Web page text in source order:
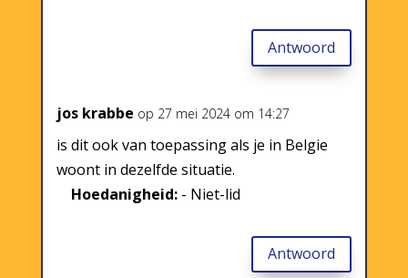
Antwoord
jos krabbe op 27 mei 2024 om 14:27
is dit ook van toepassing als je in Belgie
woont in dezelfde situatie.
Hoedanigheid:- Niet-lid
Antwoord